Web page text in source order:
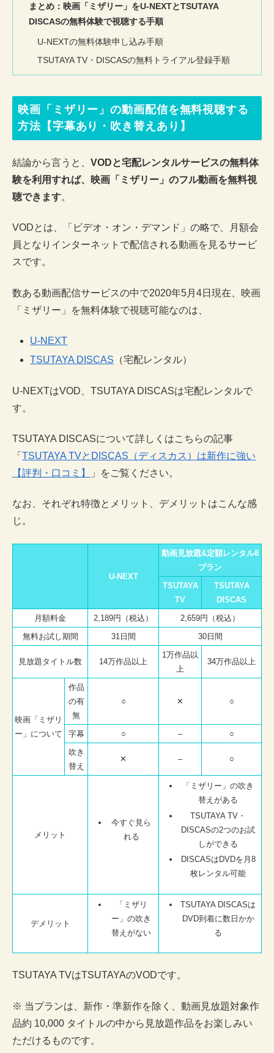
まとめ：映画「ミザリー」をU-NEXTとTSUTAYA
DISCASの無料体験で視聴する手順
U-NEXTの無料体験申し込み手順
TSUTAYA TV・DISCASの無料トライアル登録手順
映画「ミザリー」の動画配信を無料視聴する
方法【字幕あり・吹き替えあり】
結論から言うと、 VODと宅配レンタルサービスの無料体
験を利用すれば、映画「ミザリー」のフル動画を無料視
聴できます。
VODとは、「ビデオ・オン・デマンド」の略で、月額会
員となりインターネットで配信される動画を見るサービ
スです。
数ある動画配信サービスの中で2020年5月4日現在、映画
「ミザリー」を無料体験で視聴可能なのは、
U-NEXT
TSUTAYA DISCAS （宅配レンタル）
U-NEXTはVOD、TSUTAYA DISCASは宅配レンタルで
す。
TSUTAYA DISCASについて詳しくはこちらの記事
「 TSUTAYA TVとDISCAS（ディスカス）は新作に強い
【評判・口コミ】
」をご覧ください。
なお、それぞれ特徴とメリット、デメリットはこんな感
じ。
U-NEXT
動画見放題&定額レンタル8
プラン
TSUTAYA
TV
TSUTAYA
DISCAS
月額料金
2,189円（税込）
2,659円（税込）
無料お試し期間
31日間 30日間
見放題タイトル数 14万作品以上
1万作品以
上
34万作品以上
映画「ミザリ
ー」について
作品
の有
無
○ ✕ ○
字幕 ○ –
○
吹き
替え
✕ – ○
メリット
今すぐ見ら
れる
「ミザリー」の吹き
替えがある
TSUTAYA TV・
DISCASの2つのお試
しができる
DISCASはDVDを月8
枚レンタル可能
デメリット
「ミザリ
ー」の吹き
替えがない
TSUTAYA DISCASは
DVD到着に数日かか
る
TSUTAYA TVはTSUTAYAのVODです。
※ 当プランは、新作・準新作を除く、動画見放題対象作
品約 10,000 タイトルの中から見放題作品をお楽しみい
ただけるものです。